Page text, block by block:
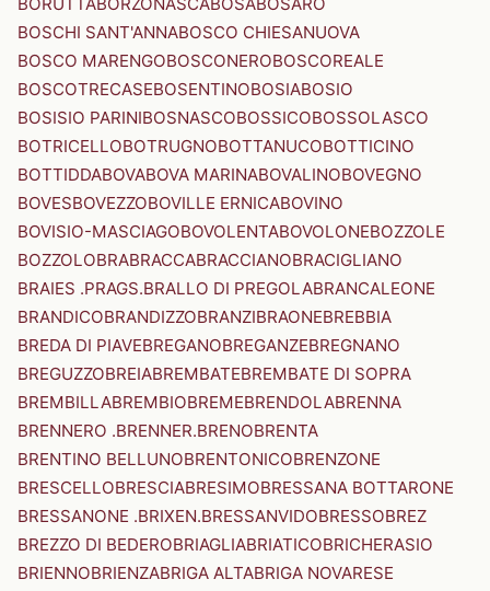
BOSCHI SANT'ANNABOSCO CHIESANUOVA
BOSCO MARENGOBOSCONEROBOSCOREALE
BOSCOTRECASEBOSENTINOBOSIABOSIO
BOSISIO PARINIBOSNASCOBOSSICOBOSSOLASCO
BOTRICELLOBOTRUGNOBOTTANUCOBOTTICINO
BOTTIDDABOVABOVA MARINABOVALINOBOVEGNO
BOVESBOVEZZOBOVILLE ERNICABOVINO
BOVISIO-MASCIAGOBOVOLENTABOVOLONEBOZZOLE
BOZZOLOBRABRACCABRACCIANOBRACIGLIANO
BRAIES .PRAGS.BRALLO DI PREGOLABRANCALEONE
BRANDICOBRANDIZZOBRANZIBRAONEBREBBIA
BREDA DI PIAVEBREGANOBREGANZEBREGNANO
BREGUZZOBREIABREMBATEBREMBATE DI SOPRA
BREMBILLABREMBIOBREMEBRENDOLABRENNA
BRENNERO .BRENNER.BRENOBRENTA
BRENTINO BELLUNOBRENTONICOBRENZONE
BRESCELLOBRESCIABRESIMOBRESSANA BOTTARONE
BRESSANONE .BRIXEN.BRESSANVIDOBRESSOBREZ
BREZZO DI BEDEROBRIAGLIABRIATICOBRICHERASIO
BRIENNOBRIENZABRIGA ALTABRIGA NOVARESE